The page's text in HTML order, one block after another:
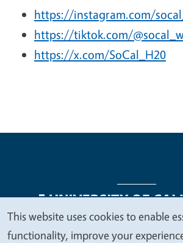
https://instagram.com/
https://tiktok.com/
https://x.com/SoCal_H20
Legal Menu
Copyright
We
This website uses cookies to enable
functionality, improve your